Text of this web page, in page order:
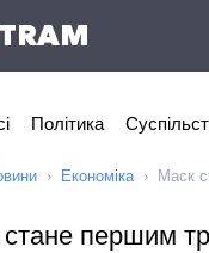
TRAM
Політика
Економіка Маск
першим